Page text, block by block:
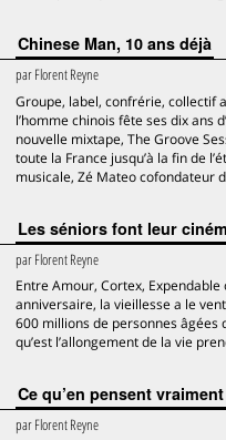
Chinese Man, 10 ans déjà
parFlorent Reyne
Groupe, label, confrérie,
l’homme chinois fête ses dix ans
nouvelle mixtape, The Groove
toute la France jusqu’à la fin de
musicale, Zé Mateo cofondateur
Les séniors font leur
parFlorent Reyne
Entre Amour, Cortex,
anniversaire, la vieillesse a le
600 millions de personnes âgées
qu’est l’allongement de la vie
Ce qu’en pensent
parFlorent Reyne